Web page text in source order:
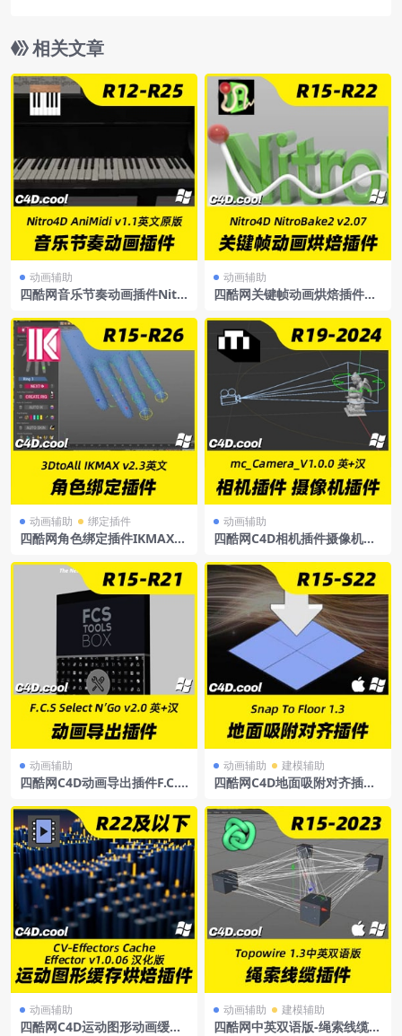
相关文章
动画辅助
四酷网音乐节奏动画插件Nitr
4DR12-R25英文原版
动画辅助
四酷网关键帧动画烘焙插件Ni
R15-S22
动画辅助 绑定插件
四酷网角色绑定插件IKMAXv
文版
动画辅助
四酷网C4D相机插件摄像机插
中文汉化+英文
动画辅助
四酷网C4D动画导出插件F.C.S
D支持R15-R21
动画辅助 建模辅助
四酷网C4D地面吸附对齐插件
DR15-S22Win/Mac
动画辅助
四酷网C4D运动图形动画缓存
动画辅助 建模辅助
四酷网中英双语版-绳索线缆插